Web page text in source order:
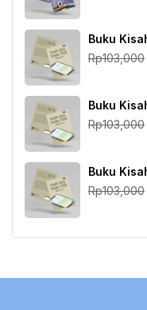
Buku
Rp103,000
Buku
Rp103,000
Buku
Rp103,000